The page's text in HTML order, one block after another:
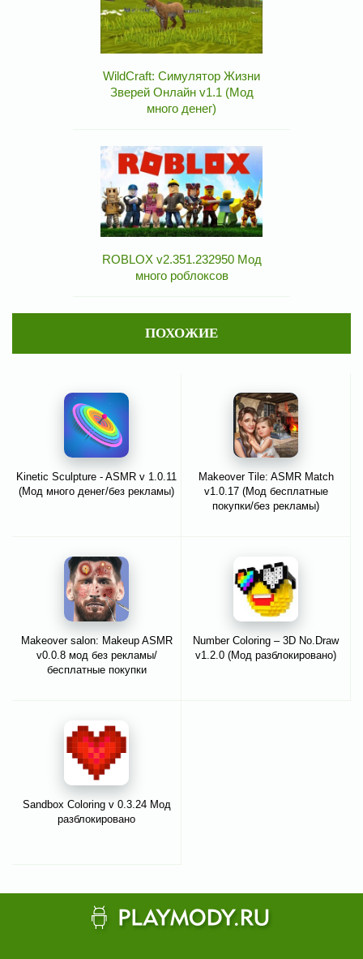
WildCraft: Симулятор Жизни
Зверей Онлайн v1.1 (Мод
много денег)
ROBLOX v2.351.232950 Мод
много роблоксов
ПОХОЖИЕ
Kinetic Sculpture - ASMR v 1.0.11
(Мод много денег/без рекламы)
Makeover Tile: ASMR Match
v1.0.17 (Мод бесплатные
покупки/без рекламы)
Makeover salon: Makeup ASMR
v0.0.8 мод без рекламы/
бесплатные покупки
Number Coloring – 3D No.Draw
v1.2.0 (Мод разблокировано)
Sandbox Coloring v 0.3.24 Мод
разблокировано